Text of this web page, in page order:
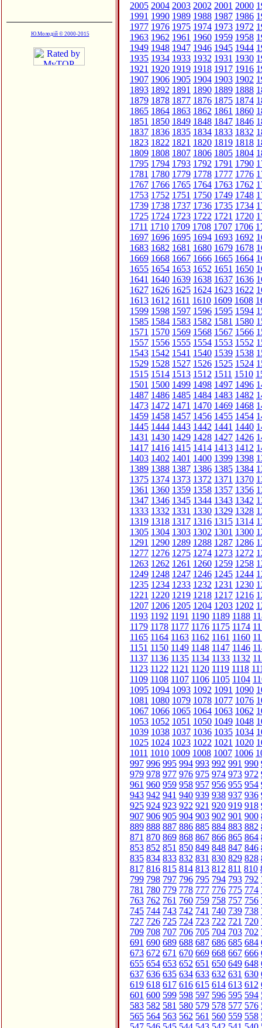
Ю.Молодій © 2000-2015
2005 2004 2003 2002 2001 2000
1991 1990 1989 1988 1987 1986
1977 1976 1975 1974 1973 1972
1963 1962 1961 1960 1959 1958
1949 1948 1947 1946 1945 1944
1935 1934 1933 1932 1931 1930
1921 1920 1919 1918 1917 1916
1907 1906 1905 1904 1903 1902
1893 1892 1891 1890 1889 1888
1879 1878 1877 1876 1875 1874
1865 1864 1863 1862 1861 1860
1851 1850 1849 1848 1847 1846
1837 1836 1835 1834 1833 1832
1823 1822 1821 1820 1819 1818
1809 1808 1807 1806 1805 1804
1795 1794 1793 1792 1791 1790
1781 1780 1779 1778 1777 1776
1767 1766 1765 1764 1763 1762
1753 1752 1751 1750 1749 1748
1739 1738 1737 1736 1735 1734
1725 1724 1723 1722 1721 1720
1711 1710 1709 1708 1707 1706
1697 1696 1695 1694 1693 1692
1683 1682 1681 1680 1679 1678
1669 1668 1667 1666 1665 1664
1655 1654 1653 1652 1651 1650
1641 1640 1639 1638 1637 1636
1627 1626 1625 1624 1623 1622
1613 1612 1611 1610 1609 1608
1599 1598 1597 1596 1595 1594
1585 1584 1583 1582 1581 1580
1571 1570 1569 1568 1567 1566
1557 1556 1555 1554 1553 1552
1543 1542 1541 1540 1539 1538
1529 1528 1527 1526 1525 1524
1515 1514 1513 1512 1511 1510
1501 1500 1499 1498 1497 1496
1487 1486 1485 1484 1483 1482
1473 1472 1471 1470 1469 1468
1459 1458 1457 1456 1455 1454
1445 1444 1443 1442 1441 1440
1431 1430 1429 1428 1427 1426
1417 1416 1415 1414 1413 1412
1403 1402 1401 1400 1399 1398
1389 1388 1387 1386 1385 1384
1375 1374 1373 1372 1371 1370
1361 1360 1359 1358 1357 1356
1347 1346 1345 1344 1343 1342
1333 1332 1331 1330 1329 1328
1319 1318 1317 1316 1315 1314
1305 1304 1303 1302 1301 1300
1291 1290 1289 1288 1287 1286
1277 1276 1275 1274 1273 1272
1263 1262 1261 1260 1259 1258
1249 1248 1247 1246 1245 1244
1235 1234 1233 1232 1231 1230
1221 1220 1219 1218 1217 1216
1207 1206 1205 1204 1203 1202
1193 1192 1191 1190 1189 1188
1179 1178 1177 1176 1175 1174
1165 1164 1163 1162 1161 1160
1151 1150 1149 1148 1147 1146
1137 1136 1135 1134 1133 1132
1123 1122 1121 1120 1119 1118
1109 1108 1107 1106 1105 1104
1095 1094 1093 1092 1091 1090
1081 1080 1079 1078 1077 1076
1067 1066 1065 1064 1063 1062
1053 1052 1051 1050 1049 1048
1039 1038 1037 1036 1035 1034
1025 1024 1023 1022 1021 1020
1011 1010 1009 1008 1007 1006
997 996 995 994 993 992 991 990
979 978 977 976 975 974 973 972
961 960 959 958 957 956 955 954
943 942 941 940 939 938 937 936
925 924 923 922 921 920 919 918
907 906 905 904 903 902 901 900
889 888 887 886 885 884 883 882
871 870 869 868 867 866 865 864
853 852 851 850 849 848 847 846
835 834 833 832 831 830 829 828
817 816 815 814 813 812 811 810
799 798 797 796 795 794 793 792
781 780 779 778 777 776 775 774
763 762 761 760 759 758 757 756
745 744 743 742 741 740 739 738
727 726 725 724 723 722 721 720
709 708 707 706 705 704 703 702
691 690 689 688 687 686 685 684
673 672 671 670 669 668 667 666
655 654 653 652 651 650 649 648
637 636 635 634 633 632 631 630
619 618 617 616 615 614 613 612
601 600 599 598 597 596 595 594
583 582 581 580 579 578 577 576
565 564 563 562 561 560 559 558